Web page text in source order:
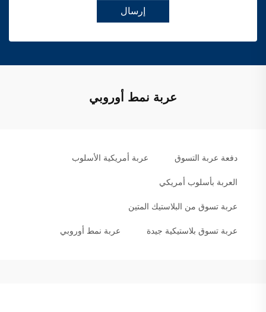
إرسال
عربة نمط أوروبي
دفعة عربة التسوق عربة أمريكية الأسلوب
العربة بأسلوب أمريكي
عربة تسوق من البلاستيك المتين
عربة تسوق بلاستيكية جيدة عربة نمط أوروبي